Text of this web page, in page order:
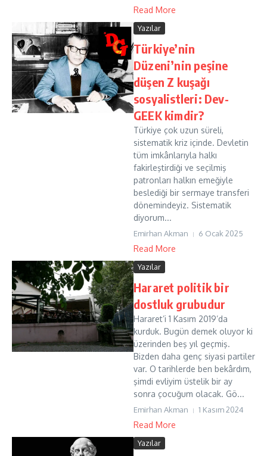
Read More
Yazılar
Türkiye’nin
Düzeni’nin peşine
düşen Z kuşağı
sosyalistleri: Dev-
GEEK kimdir?
Türkiye çok uzun süreli,
sistematik kriz içinde. Devletin
tüm imkânlarıyla halkı
fakirleştirdiği ve seçilmiş
patronları halkın emeğiyle
beslediği bir sermaye transferi
dönemindeyiz. Sistematik
diyorum...
Emirhan Akman 6 Ocak 2025
Read More
Yazılar
Hararet politik bir
dostluk grubudur
Hararet’i 1 Kasım 2019’da
kurduk. Bugün demek oluyor ki
üzerinden beş yıl geçmiş.
Bizden daha genç siyasi partiler
var. O tarihlerde ben bekârdım,
şimdi evliyim üstelik bir ay
sonra çocuğum olacak. Gö...
Emirhan Akman 1 Kasım 2024
Read More
Yazılar